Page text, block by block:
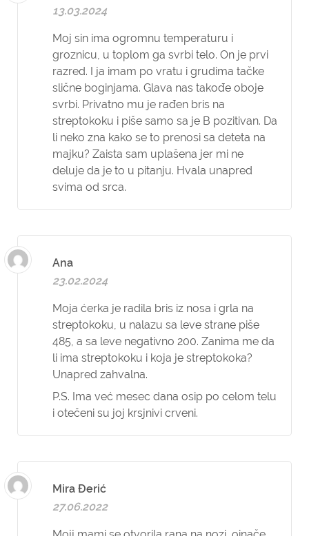
13.03.2024
Moj sin ima ogromnu temperaturu i
groznicu, u toplom ga svrbi telo. On je prvi
razred. I ja imam po vratu i grudima tačke
slične boginjama. Glava nas takođe oboje
svrbi. Privatno mu je rađen bris na
streptokoku i piše samo sa je B pozitivan. Da
li neko zna kako se to prenosi sa deteta na
majku? Zaista sam uplašena jer mi ne
deluje da je to u pitanju. Hvala unapred
svima od srca.
Ana
23.02.2024
Moja ćerka je radila bris iz nosa i grla na
streptokoku, u nalazu sa leve strane piše
485, a sa leve negativno 200. Zanima me da
li ima streptokoku i koja je streptokoka?
Unapred zahvalna.
P.S. Ima već mesec dana osip po celom telu
i otečeni su joj krsjnivi crveni.
Mira Đerić
27.06.2022